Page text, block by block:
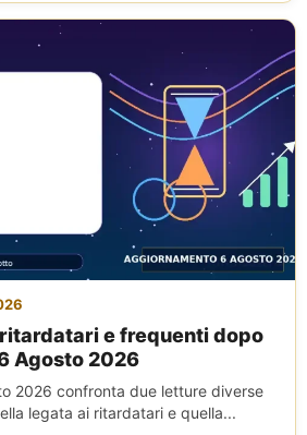
e frequenti dopo
Agosto 2026
2026 confronta due letture diverse
legata ai ritardatari e quella...